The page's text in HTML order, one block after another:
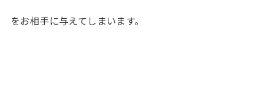
をお相手に与えてしまいます。